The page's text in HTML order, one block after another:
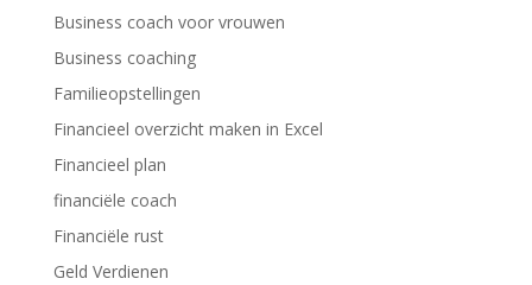
Business coach voor vrouwen
Business coaching
Familieopstellingen
Financieel overzicht maken in Excel
Financieel plan
financiële coach
Financiële rust
Geld Verdienen